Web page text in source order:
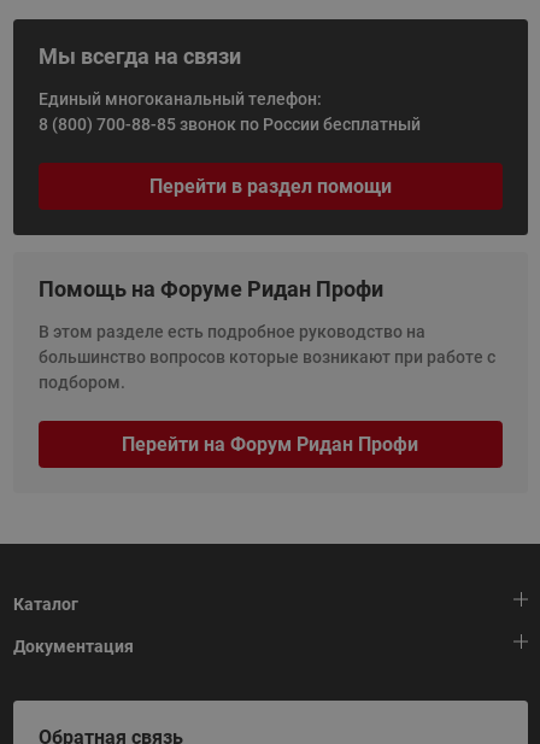
Мы всегда на связи
Единый многоканальный телефон:
8 (800) 700-88-85звонок по России бесплатный
Перейти в раздел помощи
Помощь на Форуме Ридан Профи
В этом разделе есть подробное руководство на
большинство вопросов которые возникают при работе с
подбором.
Перейти на Форум Ридан Профи
Каталог
Тепловая автоматика
Холодильная техника
Приводная техника
Документация
HeatPlatform (Тепловая платформа)
Полезные программы и инструменты
Обратная связь